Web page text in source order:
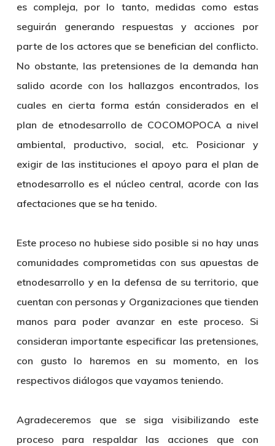
es compleja, por lo tanto, medidas como estas
seguirán generando respuestas y acciones por
parte de los actores que se benefician del conflicto.
No obstante, las pretensiones de la demanda han
salido acorde con los hallazgos encontrados, los
cuales en cierta forma están considerados en el
plan de etnodesarrollo de COCOMOPOCA a nivel
ambiental, productivo, social, etc. Posicionar y
exigir de las instituciones el apoyo para el plan de
etnodesarrollo es el núcleo central, acorde con las
afectaciones que se ha tenido.
Este proceso no hubiese sido posible si no hay unas
comunidades comprometidas con sus apuestas de
etnodesarrollo y en la defensa de su territorio, que
cuentan con personas y Organizaciones que tienden
manos para poder avanzar en este proceso. Si
consideran importante especificar las pretensiones,
con gusto lo haremos en su momento, en los
respectivos diálogos que vayamos teniendo.
Agradeceremos que se siga visibilizando este
proceso para respaldar las acciones que con